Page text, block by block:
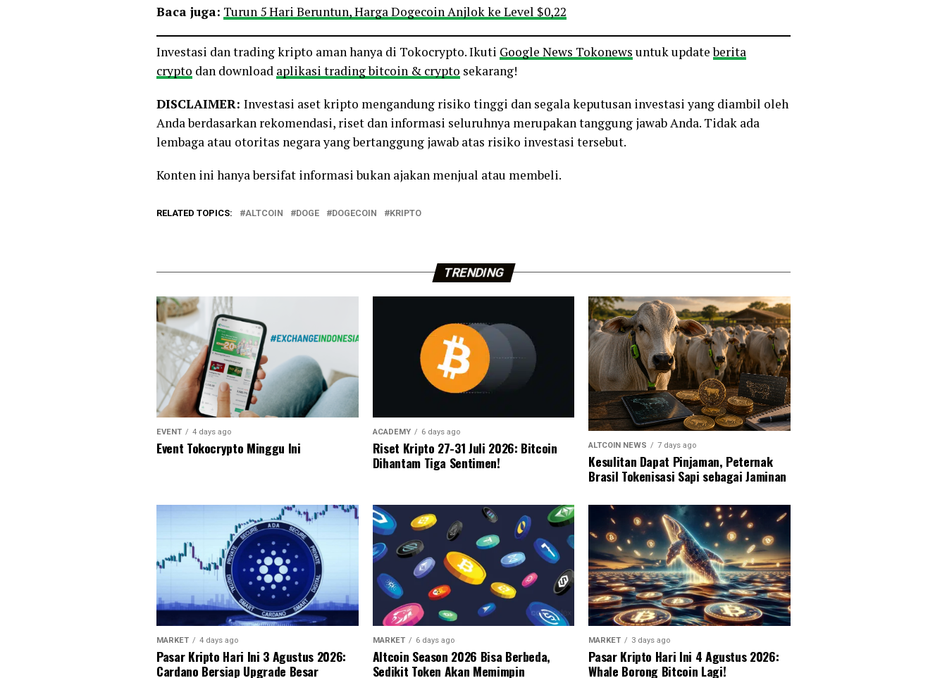
Baca juga: Turun 5 Hari Beruntun, Harga Dogecoin Anjlok ke Level $0,22
Investasi dan trading kripto aman hanya di Tokocrypto. Ikuti Google News Tokonews untuk updateberita
crypto dan download aplikasi trading bitcoin & crypto sekarang!
DISCLAIMER: Investasi aset kripto mengandung risiko tinggi dan segala keputusan investasi yang diambil oleh
Anda berdasarkan rekomendasi, riset dan informasi seluruhnya merupakan tanggung jawab Anda. Tidak ada
lembaga atau otoritas negara yang bertanggung jawab atas risiko investasi tersebut.
Konten ini hanya bersifat informasi bukan ajakan menjual atau membeli.
RELATED TOPICS: ALTCOIN DOGE DOGECOIN KRIPTO
TRENDING
EVENT 4 days ago
Event Tokocrypto Minggu Ini
ACADEMY 6 days ago
Riset Kripto 27-31 Juli 2026: Bitcoin
Dihantam Tiga Sentimen!
ALTCOIN NEWS 7 days ago
Kesulitan Dapat Pinjaman, Peternak
Brasil Tokenisasi Sapi sebagai Jaminan
MARKET 4 days ago
Pasar Kripto Hari Ini 3 Agustus 2026:
Cardano Bersiap Upgrade Besar
MARKET 6 days ago
Altcoin Season 2026 Bisa Berbeda,
Sedikit Token Akan Memimpin
MARKET 3 days ago
Pasar Kripto Hari Ini 4 Agustus 2026:
Whale Borong Bitcoin Lagi!